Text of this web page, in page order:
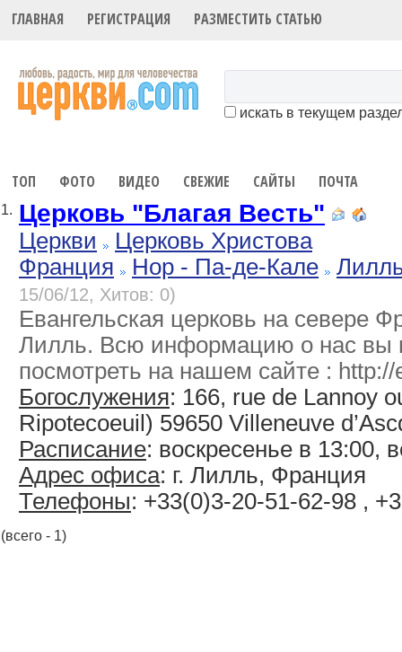
ГЛАВНАЯ РЕГИСТРАЦИЯ РАЗМЕСТИТЬ СТАТЬЮ
искать в текущем
ТОП ФОТО ВИДЕО СВЕЖИЕ САЙТЫ ПОЧТА
1. Церковь "Благая Весть"
Церкви
Церковь Христова
Франция
Нор - Па-де-Кале
15/06/12, Хитов: 0)
Евангельская церковь на севере
Лилль. Всю информацию о нас вы
посмотреть на нашем сайте :
Богослужения: 166, rue de Lannoy
Ripotecoeuil) 59650 Villeneuve
Расписание: воскресенье в 13:00,
Адрес офиса: г. Лилль, Франция
Телефоны: +33(0)3-20-51-62-98 ,
(всего - 1)